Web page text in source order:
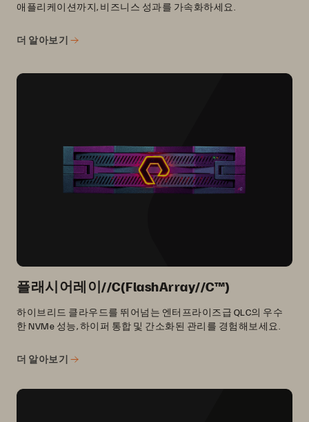
애플리케이션까지, 비즈니스 성과를 가속화하세요.
더 알아보기
플래시어레이//C(FlashArray//C™)
하이브리드 클라우드를 뛰어넘는 엔터프라이즈급 QLC의 우수
한 NVMe 성능, 하이퍼 통합 및 간소화된 관리를 경험해보세요.
더 알아보기